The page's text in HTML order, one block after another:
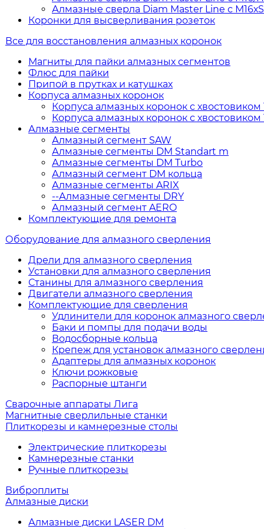
Алмазные сверла Diam Master Line с
Коронки для высверливания розеток
Все для восстановления алмазных коронок
Магниты для пайки алмазных сегментов
Флюс для пайки
Припой в прутках и катушках
Корпуса алмазных коронок
Корпуса алмазных коронок с хвостовиком
Корпуса алмазных коронок с хвостовиком
Алмазные сегменты
Алмазный сегмент SAW
Алмазные сегменты DM Standart m
Алмазные сегменты DM Turbo
Алмазный сегмент DM кольца
Алмазные сегменты ARIX
--Алмазные сегменты DRY
Алмазный сегмент AERO
Комплектующие для ремонта
Оборудование для алмазного сверления
Дрели для алмазного сверления
Установки для алмазного сверления
Станины для алмазного сверления
Двигатели алмазного сверления
Комплектующие для сверления
Удлинители для коронок алмазного
Баки и помпы для подачи воды
Водосборные кольца
Крепеж для установок алмазного
Адаптеры для алмазных коронок
Ключи рожковые
Распорные штанги
Сварочные аппараты Лига
Магнитные сверлильные станки
Плиткорезы и камнерезные столы
Электрические плиткорезы
Камнерезные станки
Ручные плиткорезы
Виброплиты
Алмазные диски
Алмазные диски LASER DM